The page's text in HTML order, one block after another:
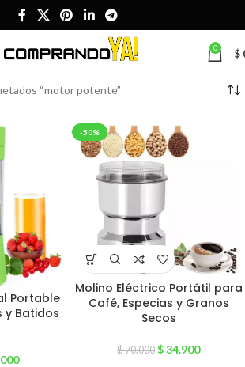
0 $
“motor potente”
Portable
y Batidos
-50%
Molino Eléctrico Portátil para
Café, Especias y Granos
Secos
$70.000 $34.900